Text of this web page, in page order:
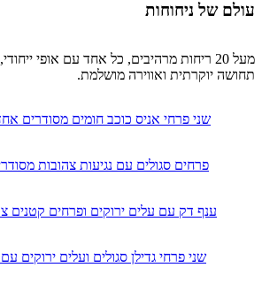
עולם של ניחוחות
מעל 20 ריחות מרהיבים, כל אחד עם אופי
תחושה יוקרתית ואווירה מושלמת.